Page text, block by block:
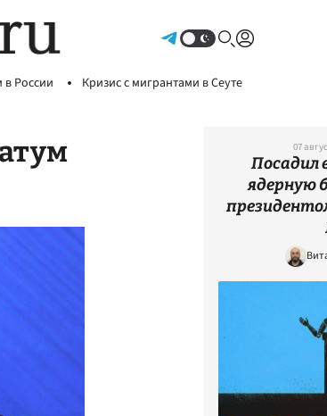
России Кризис с мигрантами в Сеуте
07
Посадил
ядерную